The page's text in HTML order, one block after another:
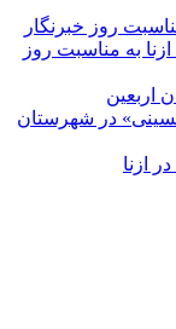
روز خبرنگار
به مناسبت روز
اربعین
حسینی» در شهرستان
ازنا